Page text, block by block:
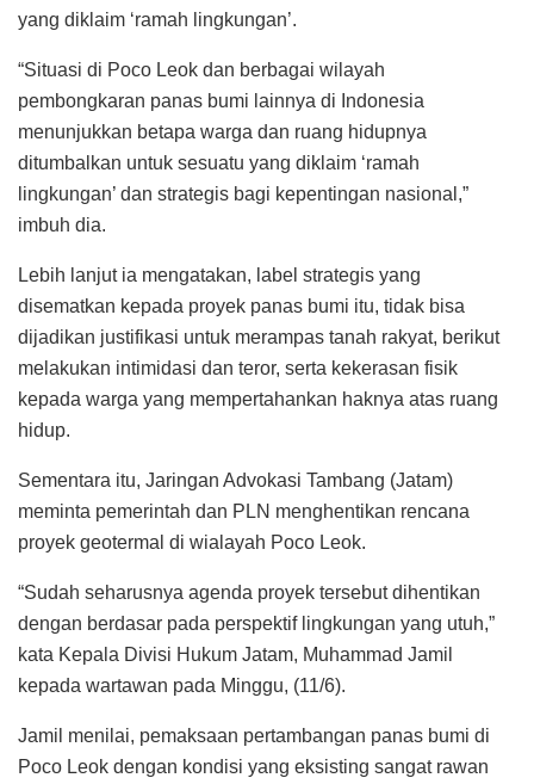
yang diklaim ‘ramah lingkungan’.
“Situasi di Poco Leok dan berbagai wilayah
pembongkaran panas bumi lainnya di Indonesia
menunjukkan betapa warga dan ruang hidupnya
ditumbalkan untuk sesuatu yang diklaim ‘ramah
lingkungan’ dan strategis bagi kepentingan nasional,”
imbuh dia.
Lebih lanjut ia mengatakan, label strategis yang
disematkan kepada proyek panas bumi itu, tidak bisa
dijadikan justifikasi untuk merampas tanah rakyat, berikut
melakukan intimidasi dan teror, serta kekerasan fisik
kepada warga yang mempertahankan haknya atas ruang
hidup.
Sementara itu, Jaringan Advokasi Tambang (Jatam)
meminta pemerintah dan PLN menghentikan rencana
proyek geotermal di wialayah Poco Leok.
“Sudah seharusnya agenda proyek tersebut dihentikan
dengan berdasar pada perspektif lingkungan yang utuh,”
kata Kepala Divisi Hukum Jatam, Muhammad Jamil
kepada wartawan pada Minggu, (11/6).
Jamil menilai, pemaksaan pertambangan panas bumi di
Poco Leok dengan kondisi yang eksisting sangat rawan